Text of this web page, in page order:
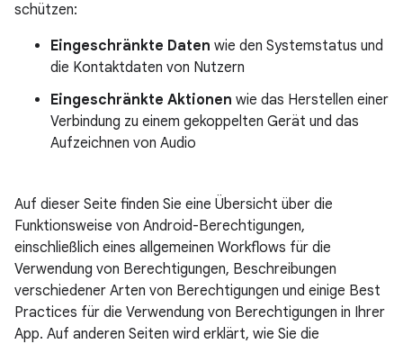
schützen:
Eingeschränkte Daten wie den Systemstatus und
die Kontaktdaten von Nutzern
Eingeschränkte Aktionen wie das Herstellen einer
Verbindung zu einem gekoppelten Gerät und das
Aufzeichnen von Audio
Auf dieser Seite finden Sie eine Übersicht über die
Funktionsweise von Android-Berechtigungen,
einschließlich eines allgemeinen Workflows für die
Verwendung von Berechtigungen, Beschreibungen
verschiedener Arten von Berechtigungen und einige Best
Practices für die Verwendung von Berechtigungen in Ihrer
App. Auf anderen Seiten wird erklärt, wie Sie die